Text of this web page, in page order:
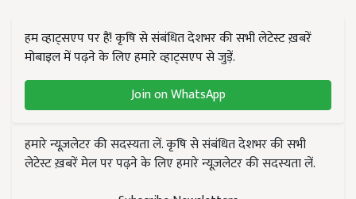
हम व्हाट्सएप पर हैं! कृषि से संबंधित देशभर की सभी लेटेस्ट ख़बरें
मोबाइल में पढ़ने के लिए हमारे व्हाट्सएप से जुड़ें.
Join on WhatsApp
हमारे न्यूज़लेटर की सदस्यता लें. कृषि से संबंधित देशभर की सभी
लेटेस्ट ख़बरें मेल पर पढ़ने के लिए हमारे न्यूज़लेटर की सदस्यता लें.